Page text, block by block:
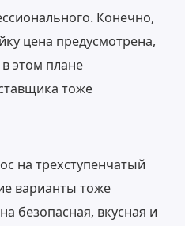
Конечно,
цена предусмотрена,
этом плане
тоже
на трехступенчатый
варианты тоже
безопасная, вкусная и